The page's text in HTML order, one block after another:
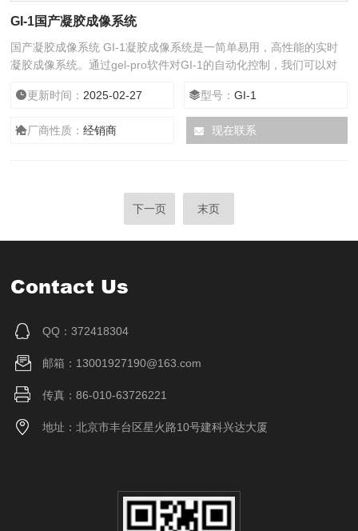
GI-1国产凝胶成像系统
国产凝胶成像系统 GI-1凝胶成像系统是一简单易用，高性能的实时
凝胶成像系统。通过gel-pro软件对GI-1的自动化控制，我们可以对
行分析。
更新时间： 2025-02-27 型号：GI-1
厂商性质：经销商 现在联系
下一页 末页
Contact Us
QQ：372418304
邮箱：13001927190@163.com
传真：86-010-63726221
地址：北京市丰台区星火路10号建科兴达大厦